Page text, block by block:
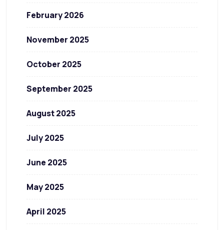
February 2026
November 2025
October 2025
September 2025
August 2025
July 2025
June 2025
May 2025
April 2025